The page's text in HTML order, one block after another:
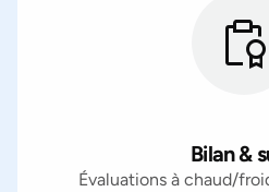
Bilan &
Évaluations à chaud/